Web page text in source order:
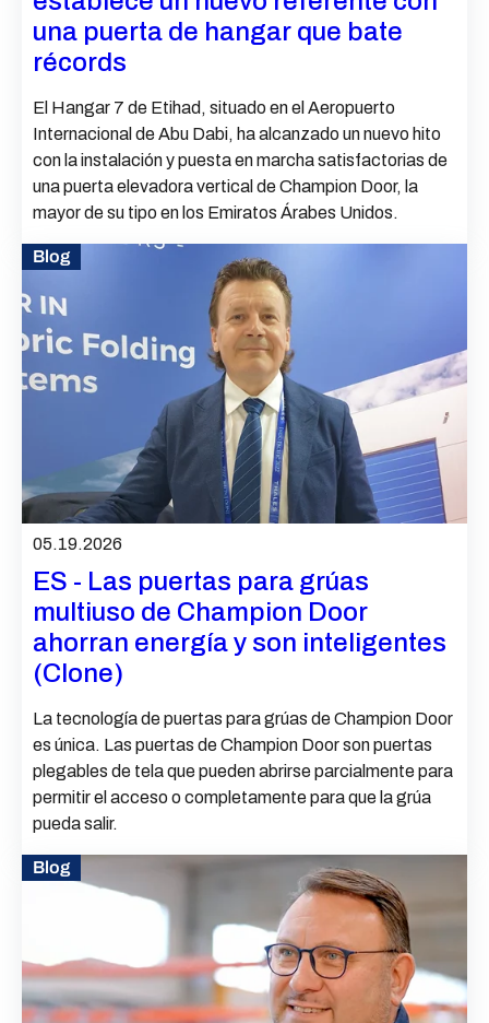
una puerta de hangar que bate
récords
El Hangar 7 de Etihad, situado en el Aeropuerto
Internacional de Abu Dabi, ha alcanzado un nuevo hito
con la instalación y puesta en marcha satisfactorias de
una puerta elevadora vertical de Champion Door, la
mayor de su tipo en los Emiratos Árabes Unidos.
05.19.2026
Blog
ES - Las puertas para grúas
multiuso de Champion Door
ahorran energía y son inteligentes
(Clone)
La tecnología de puertas para grúas de Champion Door
es única. Las puertas de Champion Door son puertas
plegables de tela que pueden abrirse parcialmente para
permitir el acceso o completamente para que la grúa
pueda salir.
Blog